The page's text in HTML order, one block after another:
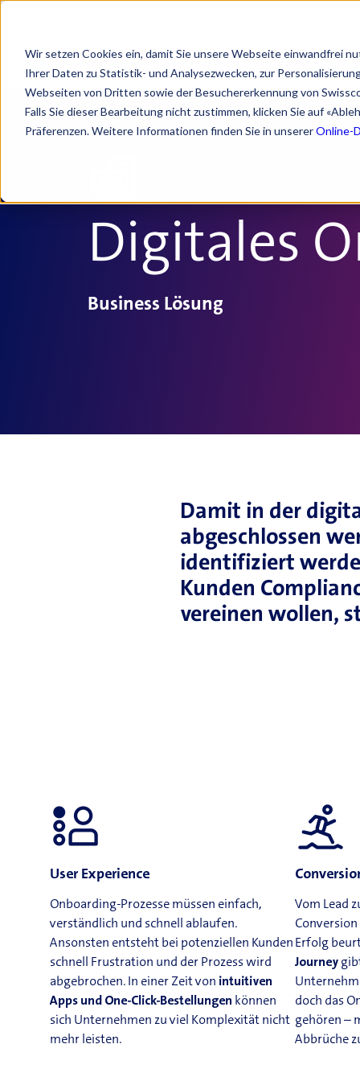
Wir setzen Cookies ein, damit Sie unsere Webseite einwandfrei
Ihrer Daten zu Statistik- und Analysezwecken, zur
Webseiten von Dritten sowie der Besuchererkennung von
Falls Sie dieser Bearbeitung nicht zustimmen, klicken Sie auf
Präferenzen. Weitere Informationen finden Sie in unsererOnline-
Digitales
Business Lösung
Damit in der
abgeschlossen
identifiziert
Kunden
vereinen wollen,
User Experience
Onboarding-Prozesse müssen einfach,
verständlich und schnell ablaufen.
Ansonsten entsteht bei potenziellen Kunden
schnell Frustration und der Prozess wird
abgebrochen. In einer Zeit von intuitiven
Apps und One-Click-Bestellungen können
sich Unternehmen zu viel Komplexität nicht
mehr leisten.
Vom Lead
Erfolg
Journey
doch das
gehören –
Abbrüche